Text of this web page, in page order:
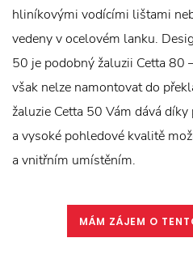
hliníkovými vodícími lištami
vedeny v ocelovém lanku.
50 je podobný žaluzii Cetta 80
však nelze namontovat do
žaluzie Cetta 50 Vám dává
a vysoké pohledové kvalitě
a vnitřním umístěním.
MÁM ZÁJEM O